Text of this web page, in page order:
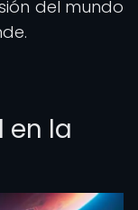
del mundo
en la